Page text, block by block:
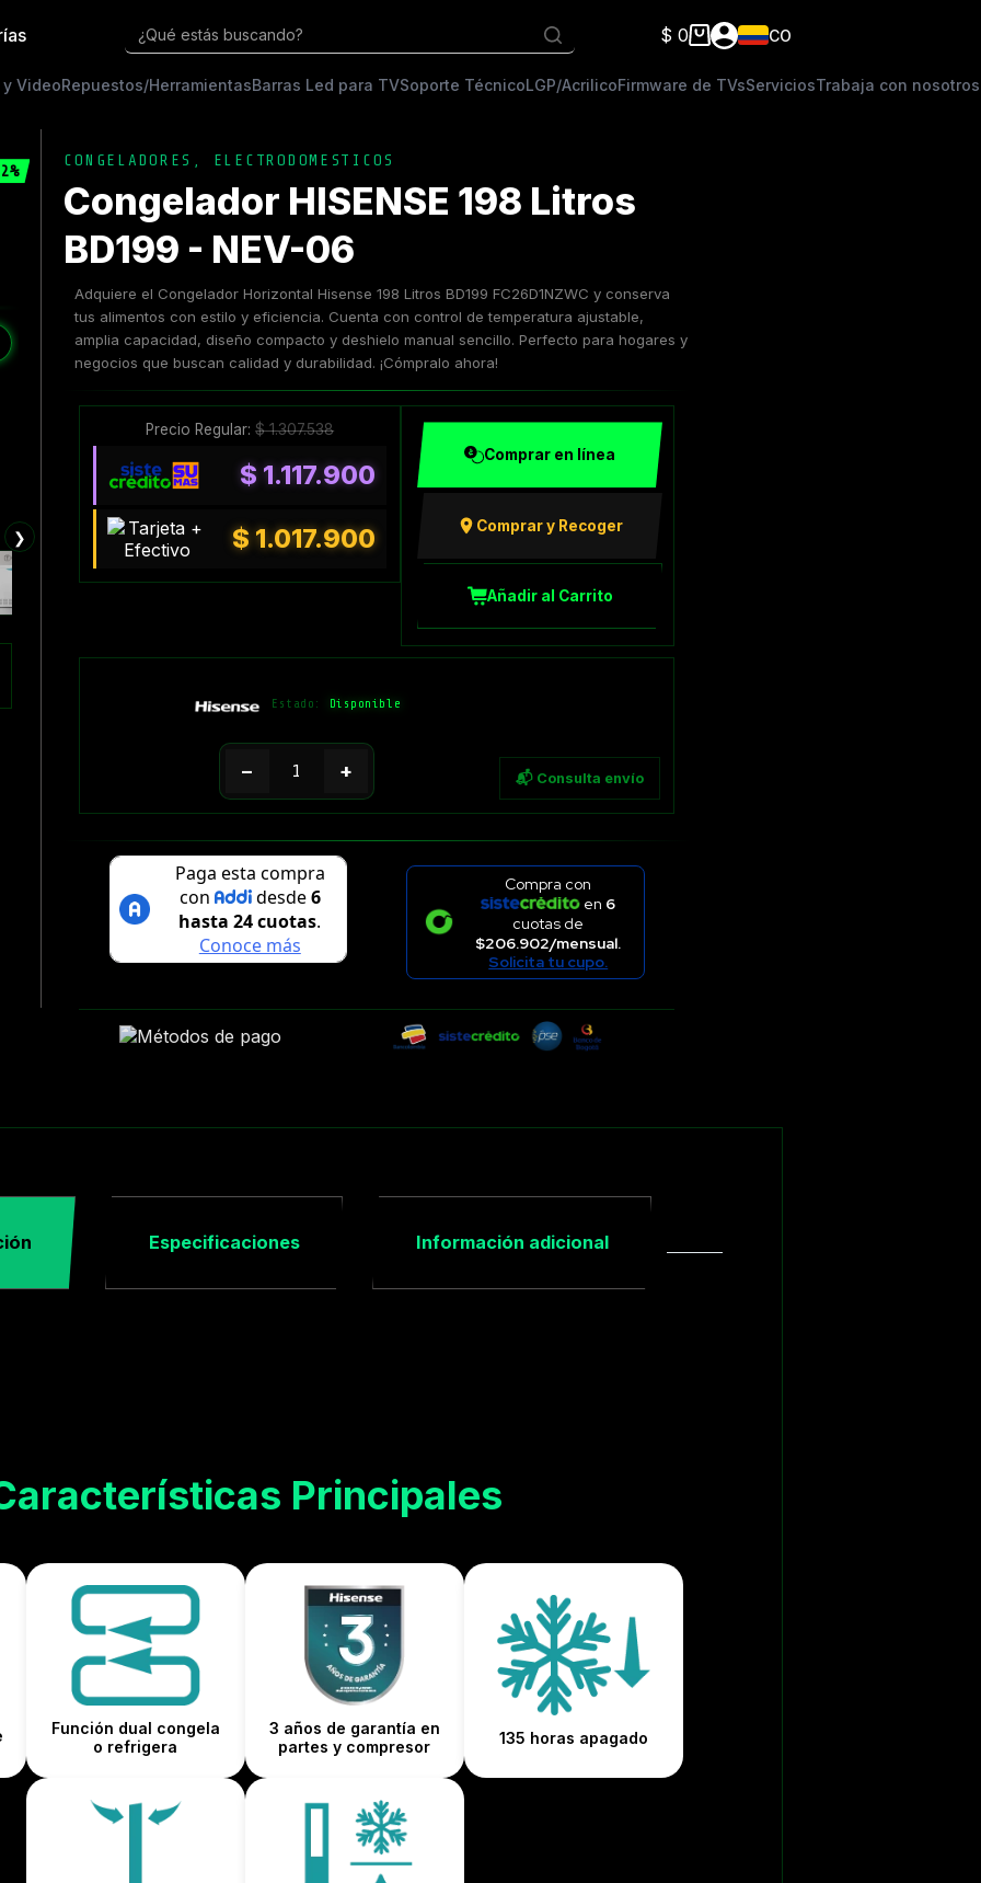
¿Qué estás buscando?
Carro
compra
$ 0 CO
VideoRepuestos/HerramientasBarras Led para TVSoporte TécnicoLGP/AcrilicoFirmware de TVsServiciosTrabaja con nosotros
❯
CONGELADORES ELECTRODOMESTICOS
Congelador HISENSE 198 Litros
BD199 - NEV-06
Adquiere el Congelador Horizontal Hisense 198 Litros BD199 FC26D1NZWC y conserva
tus alimentos con estilo y eficiencia. Cuenta con control de temperatura ajustable,
amplia capacidad, diseño compacto y deshielo manual sencillo. Perfecto para hogares y
negocios que buscan calidad y durabilidad. ¡Cómpralo ahora!
Precio Regular:$1.307.538
$ 1.117.900
$ 1.017.900
Comprar en línea
Comprar y Recoger
Añadir al Carrito
Estado: Disponible
− + 📬 Consulta envío
Compra con
en 6
cuotas de
$206.902/mensual.
Solicita tu cupo.
Especificaciones Información adicional
Principales
Función dual congela
o refrigera
3 años de garantía en
partes y compresor
135 horas apagado